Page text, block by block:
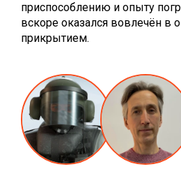
приспособлению и опыту
вскоре оказался вовлечён в
прикрытием.